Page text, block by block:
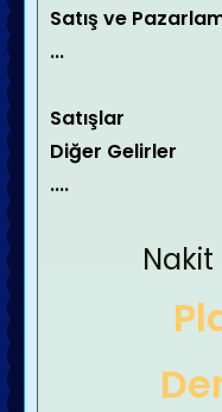
Satış ve
...
Satışlar
Diğer Gelirler
....
Nakit